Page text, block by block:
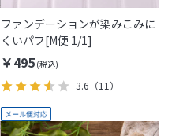
ファンデーションが染みこみに
くいパフ[M便 1/1]
￥495
3.6 （11）